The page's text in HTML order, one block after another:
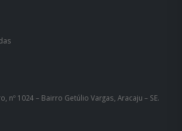
nº 1024 – Bairro Getúlio Vargas, Aracaju – SE.